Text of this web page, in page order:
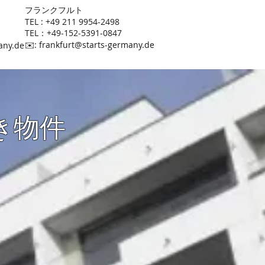
​フランクフルト
TEL : +49 211 9954-2498
TEL：+49-152-5391-0847
​✉️: frankfurt@starts-germany.de
物件